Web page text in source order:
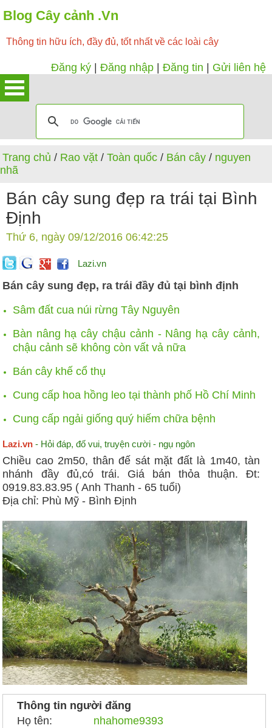
Blog Cây cảnh .Vn
Thông tin hữu ích, đầy đủ, tốt nhất về các loài cây
Đăng ký Đăng nhập Đăng tin Gửi liên hệ
Trang chủ / Rao vặt /Toàn quốc / Bán cây / nguyen
nhã
Bán cây sung đẹp ra trái tại Bình
Định
Thứ 6, ngày 09/12/2016 06:42:25
Lazi.vn
Bán cây sung đẹp, ra trái đầy đủ tại bình định
Sâm đất cua núi rừng Tây Nguyên
Bàn nâng hạ cây chậu cảnh - Nâng hạ cây cảnh,
chậu cảnh sẽ không còn vất vả nữa
Bán cây khế cổ thụ
Cung cấp hoa hồng leo tại thành phố Hồ Chí Minh
Cung cấp ngải giống quý hiếm chữa bệnh
Lazi.vn - Hỏi đáp, đố vui, truyện cười - ngụ ngôn
Chiều cao 2m50, thân đế sát mặt đất là 1m40, tàn
nhánh đầy đủ,có trái. Giá bán thỏa thuận. Đt:
0919.83.83.95 ( Anh Thanh - 65 tuổi)
Địa chỉ: Phù Mỹ - Bình Định
Thông tin người đăng
Họ tên:
nhahome9393